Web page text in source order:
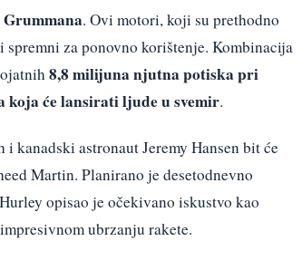
. Ovi motori, koji su prethodno
za ponovno korištenje. Kombinacija
8,8 milijuna njutna potiska pri
koja će lansirati ljude u svemir.
kanadski astronaut Jeremy Hansen bit će
Martin. Planirano je desetodnevno
opisao je očekivano iskustvo kao
ubrzanju rakete.